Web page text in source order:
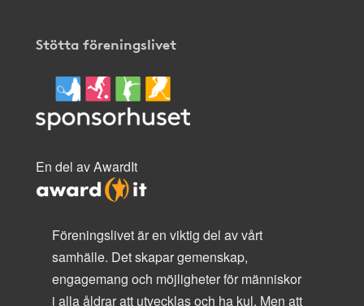
Stötta föreningslivet
En del av AwardIt
Föreningslivet är en viktig del av vårt
samhälle. Det skapar gemenskap,
engagemang och möjligheter för människor
i alla åldrar att utvecklas och ha kul. Men att